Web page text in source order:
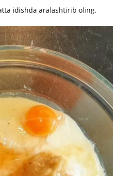
idishda aralashtirib oling.